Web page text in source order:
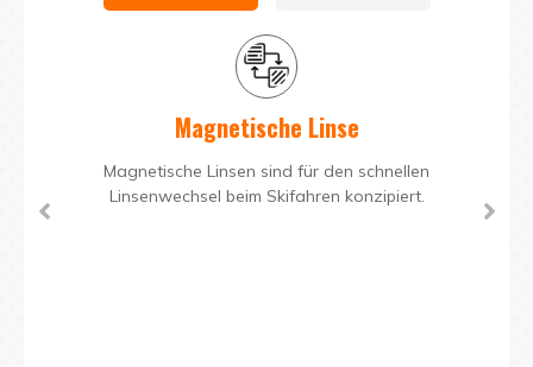
Magnetische Linse
Magnetische Linsen sind für den schnellen
Linsenwechsel beim Skifahren konzipiert.